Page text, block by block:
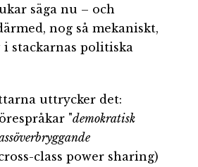
säga nu – och
nog så mekaniskt,
stackarnas politiska
uttrycker det:
"demokratisk
class power sharing)